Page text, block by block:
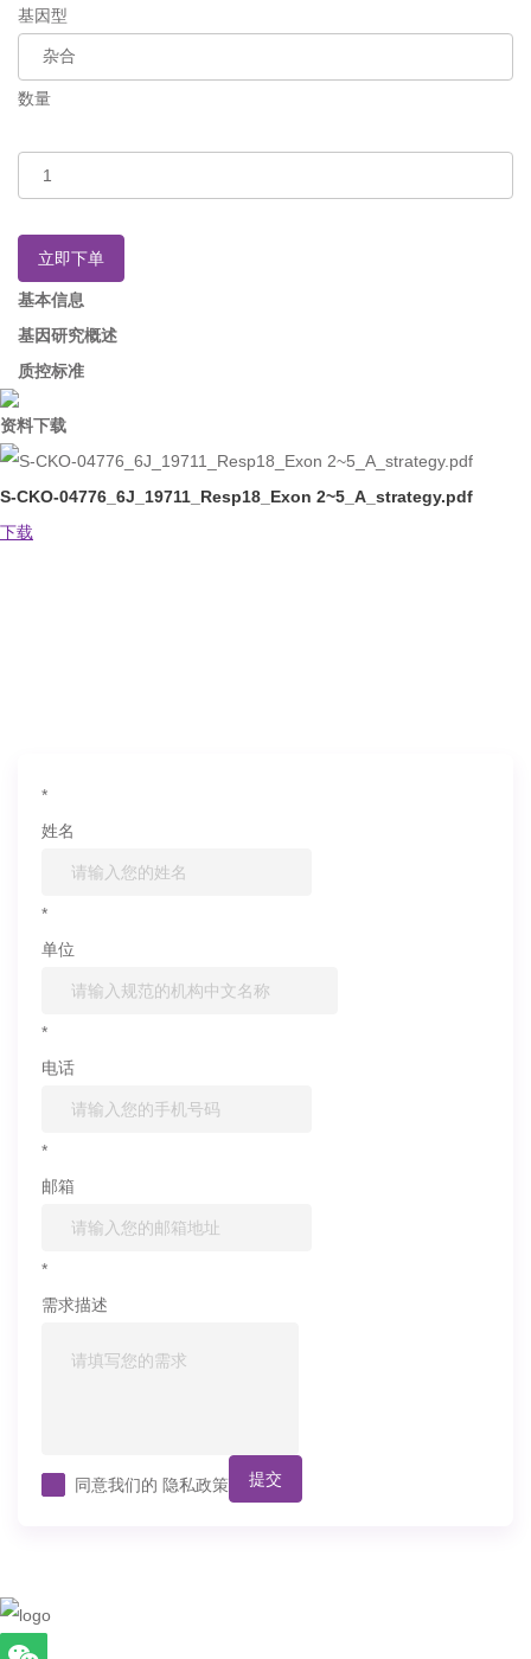
基因型
数量
立即下单
基本信息
基因研究概述
质控标准
资料下载
S-CKO-04776_6J_19711_Resp18_Exon 2~5_A_strategy.pdf
下载
*
姓名
*
单位
*
电话
*
邮箱
*
需求描述
同意我们的 隐私政策 提交